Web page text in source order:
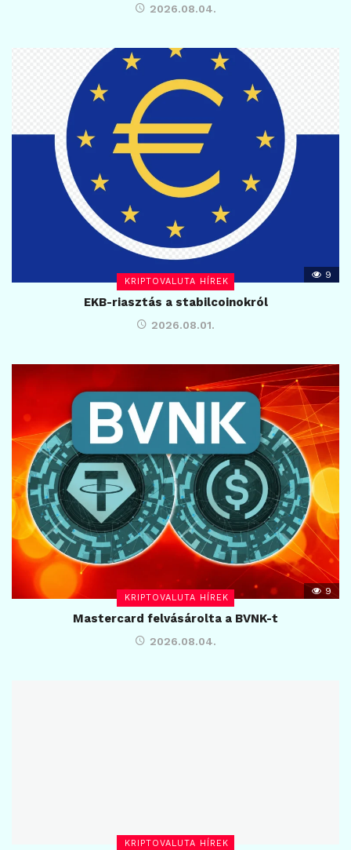
2026.08.04.
KRIPTOVALUTA HÍREK
9
EKB-riasztás a stabilcoinokról
2026.08.01.
KRIPTOVALUTA HÍREK
9
Mastercard felvásárolta a BVNK-t
2026.08.04.
KRIPTOVALUTA HÍREK